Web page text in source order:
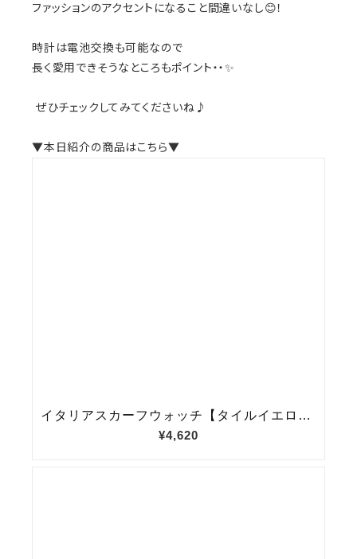
ファッションのアクセントになること間違いなし😊！
時計は電池交換も可能なので
長く愛用できそうなところもポイント・・✨
ぜひチェックしてみてくださいね♪
▼本日紹介の商品はこちら▼